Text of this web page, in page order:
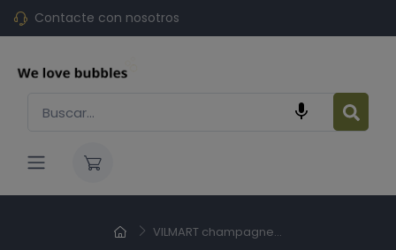
Contacte con nosotros

VILMART champagne...